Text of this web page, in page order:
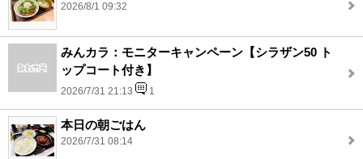
2026/8/1 09:32
みんカラ：モニターキャンペーン【シラザン50 ト
ップコート付き】
2026/7/31 21:13 1
本日の朝ごはん
2026/7/31 08:14